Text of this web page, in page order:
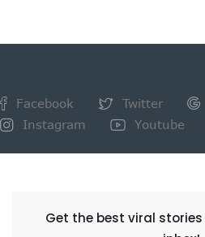
Facebook Twitter
Instagram
Youtube
Get the best viral